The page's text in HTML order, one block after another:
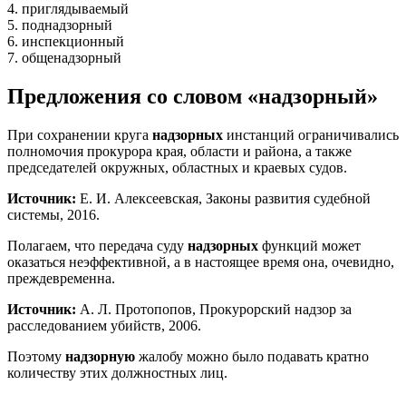
4. приглядываемый
5. поднадзорный
6. инспекционный
7. общенадзорный
Предложения со словом «надзорный»
При сохранении круга надзорных инстанций ограничивались
полномочия прокурора края, области и района, а также
председателей окружных, областных и краевых судов.
Источник: Е. И. Алексеевская, Законы развития судебной
системы, 2016.
Полагаем, что передача суду надзорных функций может
оказаться неэффективной, а в настоящее время она, очевидно,
преждевременна.
Источник: А. Л. Протопопов, Прокурорский надзор за
расследованием убийств, 2006.
Поэтому надзорную жалобу можно было подавать кратно
количеству этих должностных лиц.